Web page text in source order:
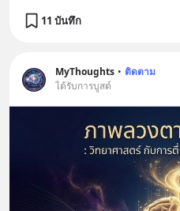
11 บันทึก
MyThoughts • ติดตาม
ได้รับการบูสต์